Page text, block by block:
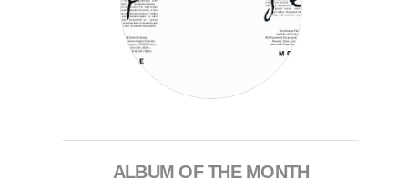
ALBUM OF THE MONTH